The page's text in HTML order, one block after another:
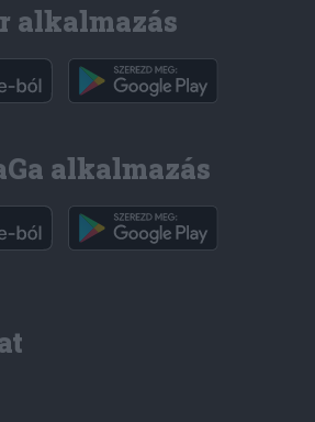
alkalmazás
alkalmazás